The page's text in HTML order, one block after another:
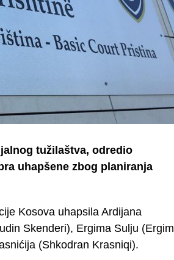
tužilaštva, odredio
uhapšene zbog planiranja
Kosova uhapsila Ardijana
Skenderi), Ergima Sulju (Ergim
(Shkodran Krasniqi).